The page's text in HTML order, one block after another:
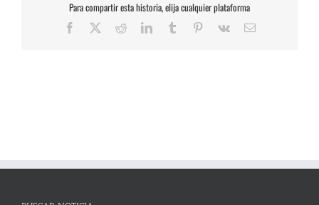
Para compartir esta historia, elija cualquier plataforma
Facebook RedditLinkedInTumblr Pinterest
Vk
Correo